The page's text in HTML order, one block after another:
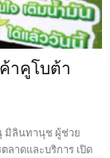
าคูโบต้า
มิลินทานุช ผู้ช่วย
ลาดและบริการ เปิด